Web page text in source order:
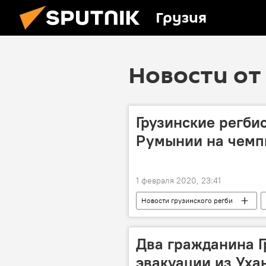
Грузия
Новости
Грузинские
Румынии на
1 февраля 2020, 23:41
Новости грузинского регби
Два гражданина